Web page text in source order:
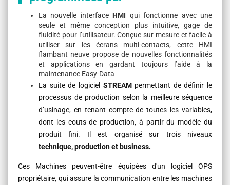
La nouvelle interface HMI qui fonctionne avec une
seule et même conception plus intuitive, gage de
fluidité pour l’utilisateur. Conçue sur mesure et facile à
utiliser sur les écrans multi-contacts, cette HMI
flambant neuve propose de nouvelles fonctionnalités
et applications en gardant toujours l’aide à la
maintenance Easy-Data
La suite de logiciel STREAM permettant de définir le
processus de production selon la meilleure séquence
d’usinage, en tenant compte de toutes les variables,
dont les couts de production, à partir du modèle du
produit fini. Il est organisé sur trois niveaux
technique, production et business.
Ces Machines peuvent-être équipées d'un logiciel OPS
propriétaire, qui assure la communication entre les machines